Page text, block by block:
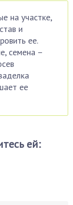
на участке,
и
ее.
семена –
ее
ей: